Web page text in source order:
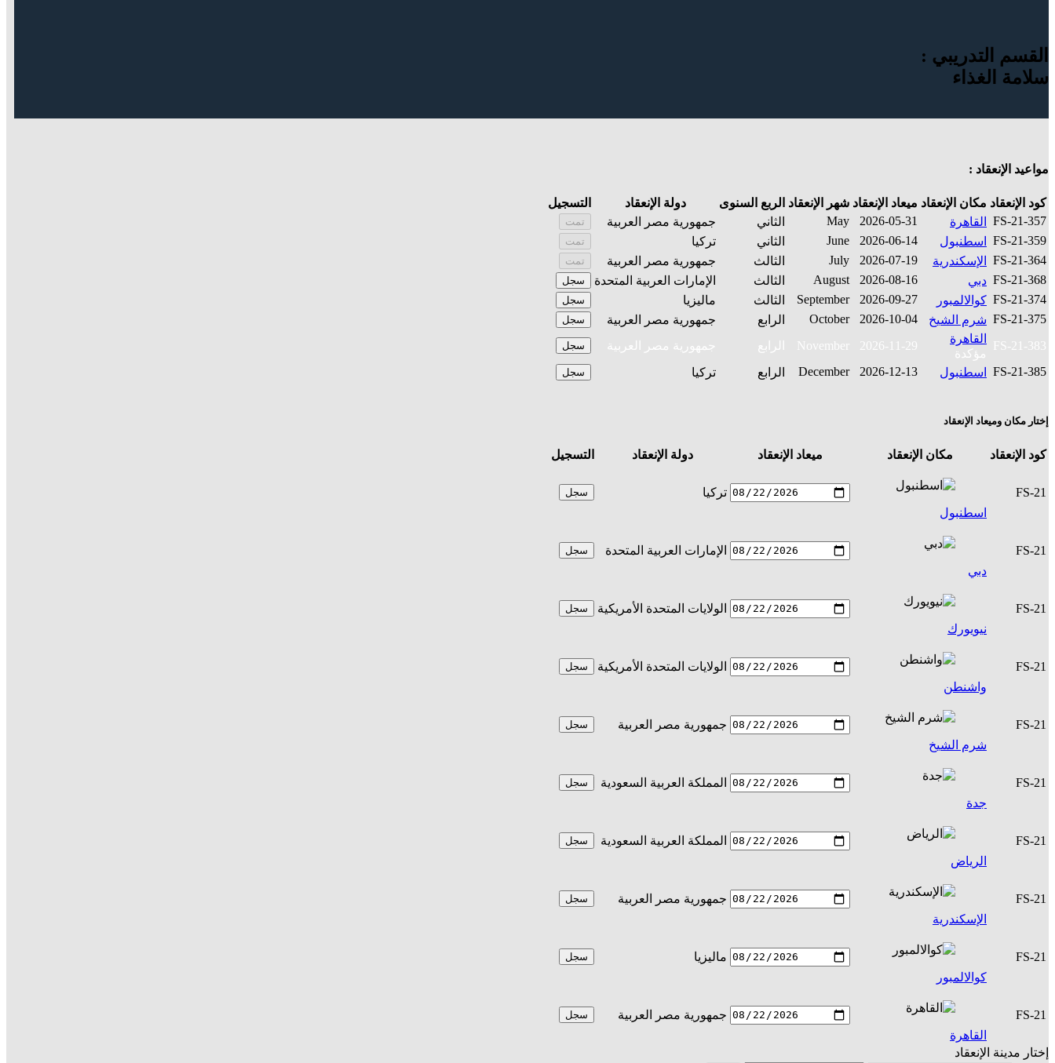
القسم التدريبي :
سلامة الغذاء
مواعيد الإنعقاد :
كود الإنعقاد مكان الإنعقاد ميعاد الإنعقاد شهر الإنعقاد الربع السنوى دولة الإنعقاد
التسجيل
FS-21-357
القاهرة 2026-05-31
May الثاني جمهورية مصر العربية تمت
FS-21-359 اسطنبول 2026-06-14
June الثاني تركيا تمت
FS-21-364 الإسكندرية 2026-07-19
July الثالث جمهورية مصر العربية تمت
FS-21-368 دبي 2026-08-16
August الثالث الإمارات العربية المتحدة سجل
FS-21-374 كوالالمبور 2026-09-27
September الثالث ماليزيا سجل
FS-21-375 شرم الشيخ 2026-10-04
October الرابع جمهورية مصر العربية سجل
FS-21-383
القاهرة
مؤكدة
2026-11-29
November الرابع جمهورية مصر العربية سجل
FS-21-385 اسطنبول 2026-12-13
December الرابع تركيا سجل
إختار مكان وميعاد الإنعقاد
كود الإنعقاد مكان الإنعقاد ميعاد الإنعقاد دولة الإنعقاد التسجيل
FS-21
اسطنبول
تركيا سجل
FS-21
دبي
الإمارات العربية المتحدة سجل
FS-21
نيويورك
الولايات المتحدة الأمريكية سجل
FS-21
واشنطن
الولايات المتحدة الأمريكية سجل
FS-21
شرم الشيخ
جمهورية مصر العربية سجل
FS-21
جدة
المملكة العربية السعودية سجل
FS-21
الرياض
المملكة العربية السعودية سجل
FS-21
الإسكندرية
جمهورية مصر العربية سجل
FS-21
كوالالمبور
ماليزيا سجل
FS-21
القاهرة
جمهورية مصر العربية سجل
إختار مدينة الإنعقاد